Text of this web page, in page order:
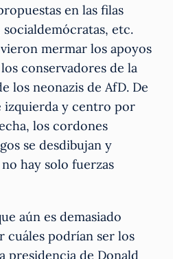
en las filas
etc.
mermar los apoyos
conservadores de la
los neonazis de AfD. De
izquierda y centro por
los cordones
se desdibujan y
hay solo fuerzas
aún es demasiado
cuáles podrían ser los
presidencia de Donald